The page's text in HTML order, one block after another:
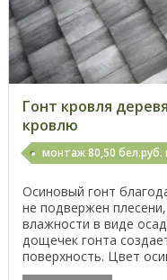
Гонт кровля
кровлю
монтаж 80,50 бел.руб.
Осиновый гонт
не подвержен
влажности в виде
дощечек гонта
поверхность. Цвет